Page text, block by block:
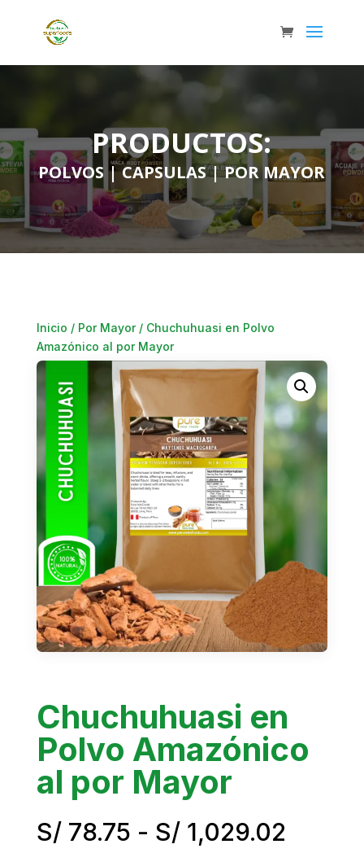
PRODUCTOS:
POLVOS |CAPSULAS|POR MAYOR
Inicio / Por Mayor/ Chuchuhuasi en Polvo
Amazónico al por Mayor
Chuchuhuasi en
Polvo Amazónico
al por Mayor
S/78.75 - S/1,029.02